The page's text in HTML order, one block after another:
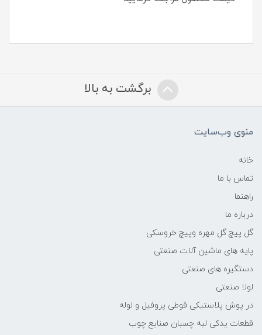
برگشت به بالا
منوی وب‌سایت
خانه
تماس با ما
راهنما
درباره ما
گل پیچ گل مهره وپیچ خروسکی
پایه های ماشین آلات صنعتی
دستگیره های صنعتی
لولا صنعتی
در پوش پلاستیکی قوطی پروفیل و لوله
قطعات یدکی لبه چسبان صنایع چوب